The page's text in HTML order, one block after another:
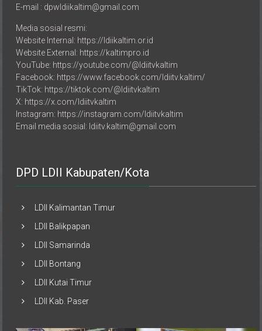
Website Internal: https://ldiikaltim.or.id
Website External: https://kaltimpro.id
YouTube: https://youtube.com/@ldiitvkaltim
Facebook: https://www.facebook.com/ldiitv.kaltim/
TikTok: https://tiktok.com/@ldiitvkaltim
X: https://x.com/ldiitvkaltim
Instagram: https://instagram.com/ldiitvkaltim
Email media sosial: ldiitv.kaltim@gmail.com
LDII Samarinda
LDII Kutai Timur